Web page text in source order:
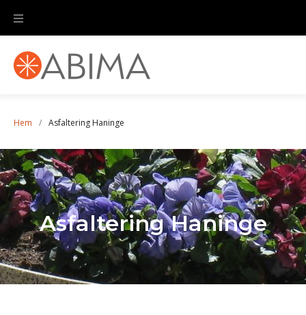
Hem / Asfaltering Haninge
Asfaltering Haninge